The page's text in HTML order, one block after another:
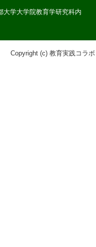
学大学院教育学研究科内
Copyright (c) 教育実践コラ